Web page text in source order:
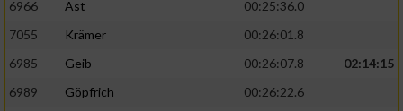
6966
Ast
00:25:36.0
7055
Krämer
00:26:01.8
6985
Geib 00:26:07.8
02:14:15
6989
Göpfrich
00:26:22.6